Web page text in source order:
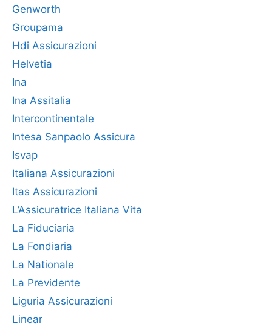
Genworth
Groupama
Hdi Assicurazioni
Helvetia
Ina
Ina Assitalia
Intercontinentale
Intesa Sanpaolo Assicura
Isvap
Italiana Assicurazioni
Itas Assicurazioni
L’Assicuratrice Italiana Vita
La Fiduciaria
La Fondiaria
La Nationale
La Previdente
Liguria Assicurazioni
Linear